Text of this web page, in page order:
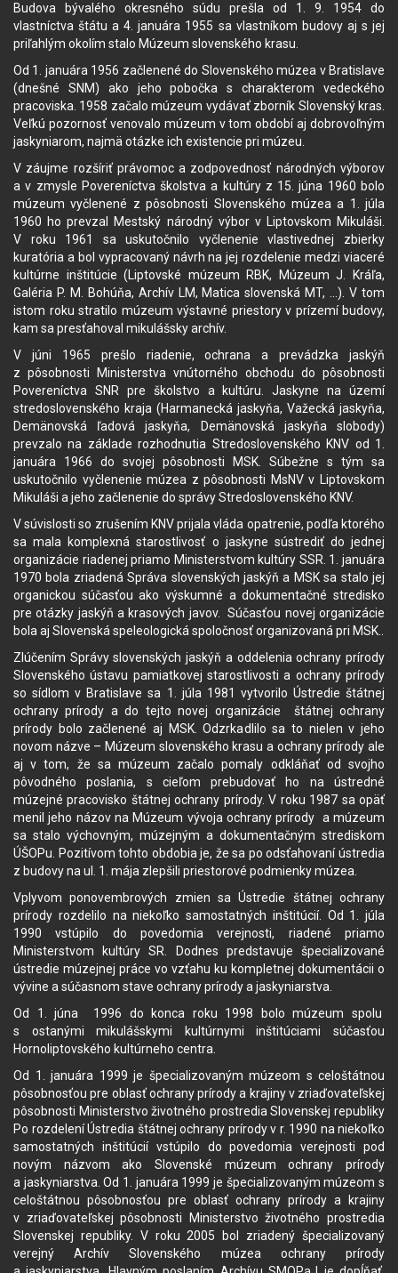
Budova bývalého okresného súdu prešla od 1. 9. 1954 do
vlastníctva štátu a 4. januára 1955 sa vlastníkom budovy aj s jej
priľahlým okolím stalo Múzeum slovenského krasu.
Od 1. januára 1956 začlenené do Slovenského múzea v Bratislave
(dnešné SNM) ako jeho pobočka s charakterom vedeckého
pracoviska. 1958 začalo múzeum vydávať zborník Slovenský kras.
Veľkú pozornosť venovalo múzeum v tom období aj dobrovoľným
jaskyniarom, najmä otázke ich existencie pri múzeu.
V záujme rozšíriť právomoc a zodpovednosť národných výborov
a v zmysle Povereníctva školstva a kultúry z 15. júna 1960 bolo
múzeum vyčlenené z pôsobnosti Slovenského múzea a 1. júla
1960 ho prevzal Mestský národný výbor v Liptovskom Mikuláši.
V roku 1961 sa uskutočnilo vyčlenenie vlastivednej zbierky
kuratória a bol vypracovaný návrh na jej rozdelenie medzi viaceré
kultúrne inštitúcie (Liptovské múzeum RBK, Múzeum J. Kráľa,
Galéria P. M. Bohúňa, Archív LM, Matica slovenská MT, ...). V tom
istom roku stratilo múzeum výstavné priestory v prízemí budovy,
kam sa presťahoval mikulášsky archív.
V júni 1965 prešlo riadenie, ochrana a prevádzka jaskýň
z pôsobnosti Ministerstva vnútorného obchodu do pôsobnosti
Povereníctva SNR pre školstvo a kultúru. Jaskyne na území
stredoslovenského kraja (Harmanecká jaskyňa, Važecká jaskyňa,
Demänovská ľadová jaskyňa, Demänovská jaskyňa slobody)
prevzalo na základe rozhodnutia Stredoslovenského KNV od 1.
januára 1966 do svojej pôsobnosti MSK. Súbežne s tým sa
uskutočnilo vyčlenenie múzea z pôsobnosti MsNV v Liptovskom
Mikuláši a jeho začlenenie do správy Stredoslovenského KNV.
V súvislosti so zrušením KNV prijala vláda opatrenie, podľa ktorého
sa mala komplexná starostlivosť o jaskyne sústrediť do jednej
organizácie riadenej priamo Ministerstvom kultúry SSR. 1. januára
1970 bola zriadená Správa slovenských jaskýň a MSK sa stalo jej
organickou súčasťou ako výskumné a dokumentačné stredisko
pre otázky jaskýň a krasových javov. Súčasťou novej organizácie
bola aj Slovenská speleologická spoločnosť organizovaná pri MSK..
Zlúčením Správy slovenských jaskýň a oddelenia ochrany prírody
Slovenského ústavu pamiatkovej starostlivosti a ochrany prírody
so sídlom v Bratislave sa 1. júla 1981 vytvorilo Ústredie štátnej
ochrany prírody a do tejto novej organizácie štátnej ochrany
prírody bolo začlenené aj MSK. Odzrkadlilo sa to nielen v jeho
novom názve – Múzeum slovenského krasu a ochrany prírody ale
aj v tom, že sa múzeum začalo pomaly odkláňať od svojho
pôvodného poslania, s cieľom prebudovať ho na ústredné
múzejné pracovisko štátnej ochrany prírody. V roku 1987 sa opäť
menil jeho názov na Múzeum vývoja ochrany prírody a múzeum
sa stalo výchovným, múzejným a dokumentačným strediskom
ÚŠOPu. Pozitívom tohto obdobia je, že sa po odsťahovaní ústredia
z budovy na ul. 1. mája zlepšili priestorové podmienky múzea.
Vplyvom ponovembrových zmien sa Ústredie štátnej ochrany
prírody rozdelilo na niekoľko samostatných inštitúcií. Od 1. júla
1990 vstúpilo do povedomia verejnosti, riadené priamo
Ministerstvom kultúry SR. Dodnes predstavuje špecializované
ústredie múzejnej práce vo vzťahu ku kompletnej dokumentácii o
vývine a súčasnom stave ochrany prírody a jaskyniarstva.
Od 1. júna 1996 do konca roku 1998 bolo múzeum spolu
s ostanými mikulášskymi kultúrnymi inštitúciami súčasťou
Hornoliptovského kultúrneho centra.
Od 1. januára 1999 je špecializovaným múzeom s celoštátnou
pôsobnosťou pre oblasť ochrany prírody a krajiny v zriaďovateľskej
pôsobnosti Ministerstvo životného prostredia Slovenskej republiky
Po rozdelení Ústredia štátnej ochrany prírody v r. 1990 na niekoľko
samostatných inštitúcií vstúpilo do povedomia verejnosti pod
novým názvom ako Slovenské múzeum ochrany prírody
a jaskyniarstva. Od 1. januára 1999 je špecializovaným múzeom s
celoštátnou pôsobnosťou pre oblasť ochrany prírody a krajiny
v zriaďovateľskej pôsobnosti Ministerstvo životného prostredia
Slovenskej republiky. V roku 2005 bol zriadený špecializovaný
verejný Archív Slovenského múzea ochrany prírody